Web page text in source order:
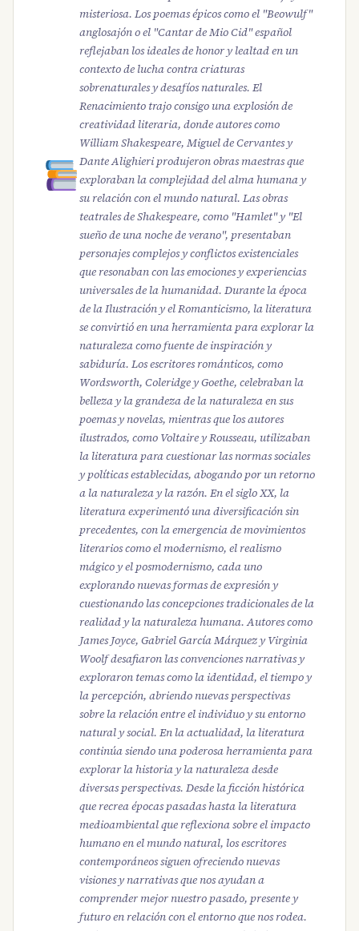
misteriosa. Los poemas épicos como el "Beowulf"
anglosajón o el "Cantar de Mio Cid" español
reflejaban los ideales de honor y lealtad en un
contexto de lucha contra criaturas
sobrenaturales y desafíos naturales. El
Renacimiento trajo consigo una explosión de
creatividad literaria, donde autores como
William Shakespeare, Miguel de Cervantes y
Dante Alighieri produjeron obras maestras que
exploraban la complejidad del alma humana y
su relación con el mundo natural. Las obras
teatrales de Shakespeare, como "Hamlet" y "El
sueño de una noche de verano", presentaban
personajes complejos y conflictos existenciales
que resonaban con las emociones y experiencias
universales de la humanidad. Durante la época
de la Ilustración y el Romanticismo, la literatura
se convirtió en una herramienta para explorar la
naturaleza como fuente de inspiración y
sabiduría. Los escritores románticos, como
Wordsworth, Coleridge y Goethe, celebraban la
belleza y la grandeza de la naturaleza en sus
poemas y novelas, mientras que los autores
ilustrados, como Voltaire y Rousseau, utilizaban
la literatura para cuestionar las normas sociales
y políticas establecidas, abogando por un retorno
a la naturaleza y la razón. En el siglo XX, la
literatura experimentó una diversificación sin
precedentes, con la emergencia de movimientos
literarios como el modernismo, el realismo
mágico y el posmodernismo, cada uno
explorando nuevas formas de expresión y
cuestionando las concepciones tradicionales de la
realidad y la naturaleza humana. Autores como
James Joyce, Gabriel García Márquez y Virginia
Woolf desafiaron las convenciones narrativas y
exploraron temas como la identidad, el tiempo y
la percepción, abriendo nuevas perspectivas
sobre la relación entre el individuo y su entorno
natural y social. En la actualidad, la literatura
continúa siendo una poderosa herramienta para
explorar la historia y la naturaleza desde
diversas perspectivas. Desde la ficción histórica
que recrea épocas pasadas hasta la literatura
medioambiental que reflexiona sobre el impacto
humano en el mundo natural, los escritores
contemporáneos siguen ofreciendo nuevas
visiones y narrativas que nos ayudan a
comprender mejor nuestro pasado, presente y
futuro en relación con el entorno que nos rodea.